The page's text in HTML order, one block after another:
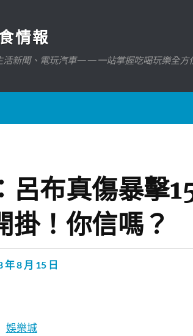
情報
活新聞、電玩汽車——一站掌握吃喝玩樂全方
呂布真傷暴擊
掛！你信嗎？
年 8 月 15 日
娛樂城